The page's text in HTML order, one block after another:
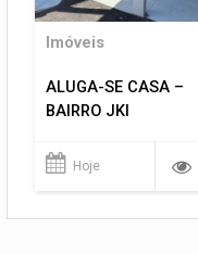
Imóveis
ALUGA-SE CASA –
BAIRRO JKI
Hoje